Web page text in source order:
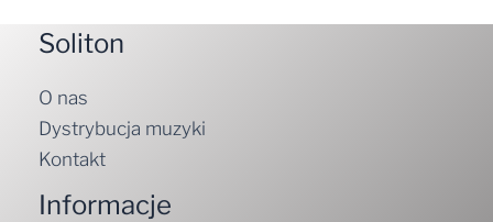
Soliton
O nas
Dystrybucja muzyki
Kontakt
Informacje